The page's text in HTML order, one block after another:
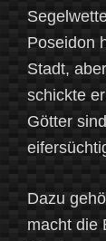
Poseidon
Stadt,
schickte
Götter
Dazu
macht die